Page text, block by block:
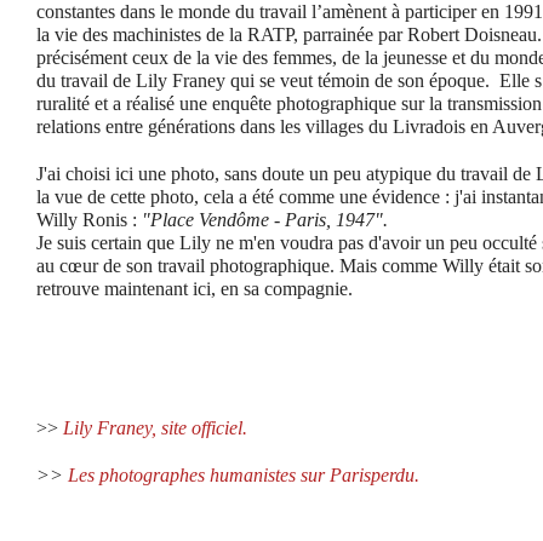
constantes dans le monde du travail l’amènent à participer en
la vie des machinistes de la RATP, parrainée par Robert
précisément ceux de la vie des femmes, de la jeunesse et du
du travail de Lily Franey qui se veut témoin de son époque. Elle
ruralité et a réalisé une enquête photographique sur la
relations entre générations dans les villages du Livradois en
J'ai choisi ici une photo, sans doute un peu atypique du travail
la vue de cette photo, cela a été comme une évidence : j'ai
Willy Ronis : "Place Vendôme - Paris, 1947".
Je suis certain que Lily ne m'en voudra pas d'avoir un peu occulté
au cœur de son travail photographique. Mais comme Willy était
retrouve maintenant ici, en sa compagnie.
>> Lily Franey, site officiel.
>> Les photographes humanistes sur Parisperdu.